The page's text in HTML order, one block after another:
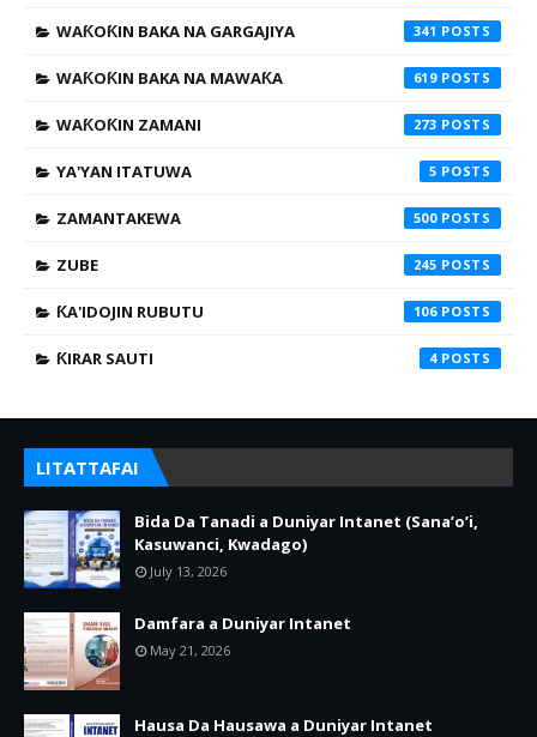
WAƘOƘIN BAKA NA GARGAJIYA 341
WAƘOƘIN BAKA NA MAWAƘA 619
WAƘOƘIN ZAMANI 273
YA'YAN ITATUWA 5
ZAMANTAKEWA 500
ZUBE 245
ƘA'IDOJIN RUBUTU 106
ƘIRAR SAUTI 4
LITATTAFAI
Bida Da Tanadi a Duniyar Intanet (Sana’o’i,
Kasuwanci, Kwadago)
July 13, 2026
Damfara a Duniyar Intanet
May 21, 2026
Hausa Da Hausawa a Duniyar Intanet